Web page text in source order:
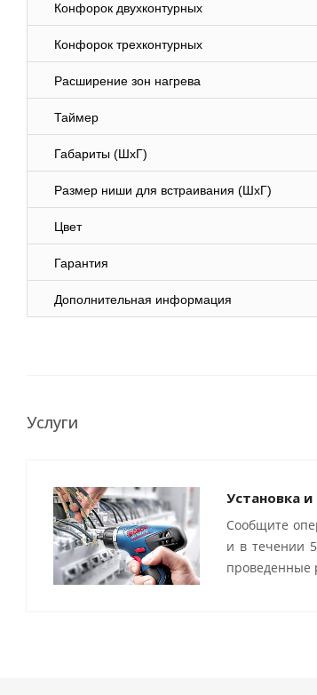
Конфорок двухконтурных
Конфорок трехконтурных
Расширение зон нагрева
Таймер
Габариты (ШхГ)
Размер ниши для встраивания (ШхГ)
Цвет
Гарантия
Дополнительная информация
Услуги
Установка
Сообщите
и в течении
проведенные